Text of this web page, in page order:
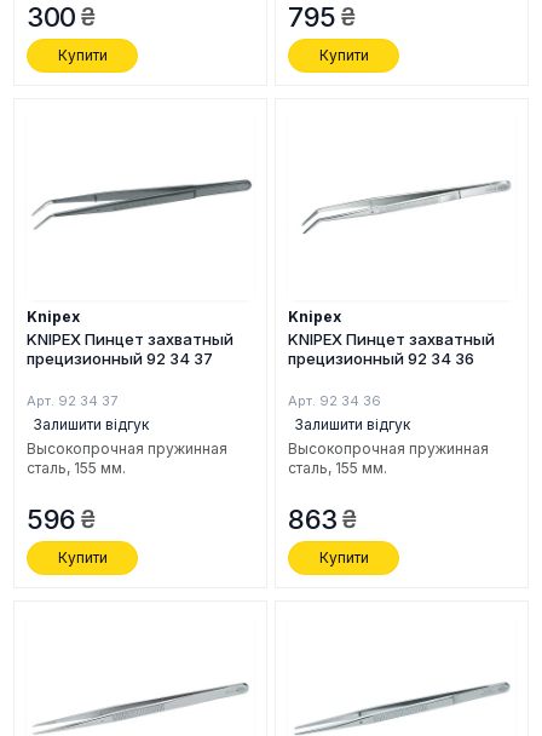
300
Купити
795
Купити
Knipex
KNIPEX Пинцет захватный
прецизионный 92 34 37
Арт. 92 34 37
Залишити відгук
Высокопрочная пружинная
сталь, 155 мм.
596
Купити
Knipex
KNIPEX Пинцет захватный
прецизионный 92 34 36
Арт. 92 34 36
Залишити відгук
Высокопрочная пружинная
сталь, 155 мм.
863
Купити